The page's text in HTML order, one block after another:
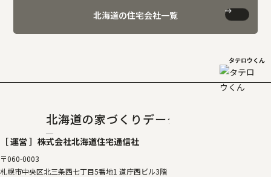
北海道の住宅会社一覧
タテロウくん
北海道の家づくりデータベース
［ 運営 ］ 株式会社北海道住宅通信社
〒060-0003
札幌市中央区北三条西七丁目5番地1 道庁西ビル3階